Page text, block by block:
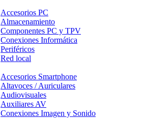
Accesorios PC
Almacenamiento
Componentes PC y TPV
Conexiones Informática
Periféricos
Red local
Accesorios Smartphone
Altavoces / Auriculares
Audiovisuales
Auxiliares AV
Conexiones Imagen y Sonido